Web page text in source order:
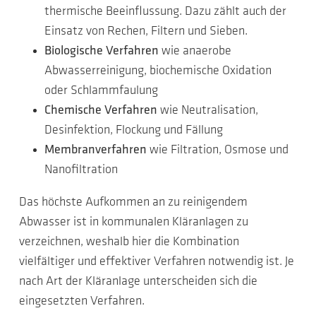
thermische Beeinflussung. Dazu zählt auch der
Einsatz von Rechen, Filtern und Sieben.
Biologische Verfahren wie anaerobe
Abwasserreinigung, biochemische Oxidation
oder Schlammfaulung
Chemische Verfahren wie Neutralisation,
Desinfektion, Flockung und Fällung
Membranverfahren wie Filtration, Osmose und
Nanofiltration
Das höchste Aufkommen an zu reinigendem
Abwasser ist in kommunalen Kläranlagen zu
verzeichnen, weshalb hier die Kombination
vielfältiger und effektiver Verfahren notwendig ist. Je
nach Art der Kläranlage unterscheiden sich die
eingesetzten Verfahren.